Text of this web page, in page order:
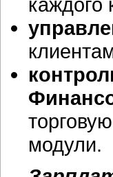
модули.